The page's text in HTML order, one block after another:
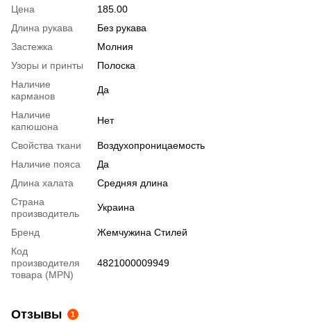
Цена
185.00
Длина рукава
Без рукава
Застежка
Молния
Узоры и принты
Полоска
Наличие
карманов
Да
Наличие
капюшона
Нет
Свойства ткани
Воздухопроницаемость
Наличие пояса
Да
Длина халата
Средняя длина
Страна
производитель
Украина
Бренд
Жемчужина Стилей
Код
производителя
товара (MPN)
4821000009949
Отзывы 1